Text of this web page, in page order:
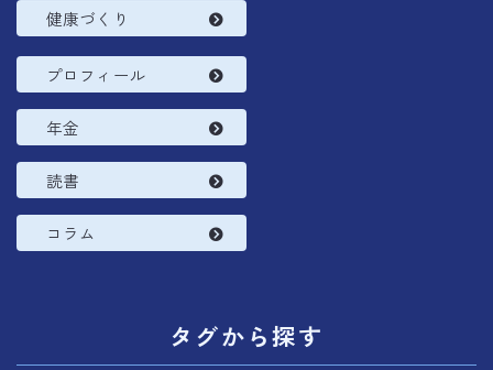
健康づくり
プロフィール
年金
読書
コラム
タグから探す